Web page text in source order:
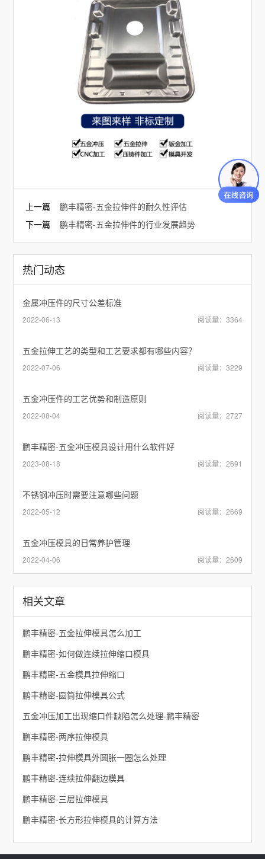
上一篇鹏丰精密-五金拉伸件的耐久性评估
下一篇鹏丰精密-五金拉伸件的行业发展趋势
热门动态
金属冲压件的尺寸公差标准
2022-06-13 阅读量：3364
五金拉伸工艺的类型和工艺要求都有哪些内容？
2022-07-06 阅读量：3229
五金冲压件的工艺优势和制造原则
2022-08-04 阅读量：2727
鹏丰精密-五金冲压模具设计用什么软件好
2023-08-18 阅读量：2691
不锈钢冲压时需要注意哪些问题
2022-05-12 阅读量：2669
五金冲压模具的日常养护管理
2022-04-06 阅读量：2609
相关文章
鹏丰精密-五金拉伸模具怎么加工
鹏丰精密-如何做连续拉伸缩口模具
鹏丰精密-五金模具拉伸缩口
鹏丰精密-圆筒拉伸模具公式
五金冲压加工出现缩口件缺陷怎么处理-鹏丰精密
鹏丰精密-两序拉伸模具
鹏丰精密-拉伸模具外圆胀一圈怎么处理
鹏丰精密-连续拉伸翻边模具
鹏丰精密-三层拉伸模具
鹏丰精密-长方形拉伸模具的计算方法